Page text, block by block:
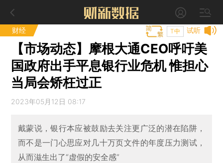
财经 试听
T中
【市场动态】摩根大通CEO呼吁美
国政府出手平息银行业危机 惟担心
当局会矫枉过正
2023年05月12日 08:17
戴蒙说，银行本应被鼓励去关注更广泛的潜在陷阱，
而不是一门心思应对几十万页文件的年度压力测试，
从而滋生出了“虚假的安全感”